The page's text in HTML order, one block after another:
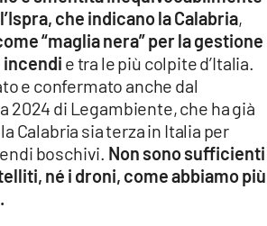
che indicano la Calabria,
“maglia nera” per la gestione
incendi e tra le più colpite d’Italia.
e confermato anche dal
2024 di Legambiente, che ha già
Calabria sia terza in Italia per
boschivi. Non sono sufficienti
né i droni, come abbiamo più